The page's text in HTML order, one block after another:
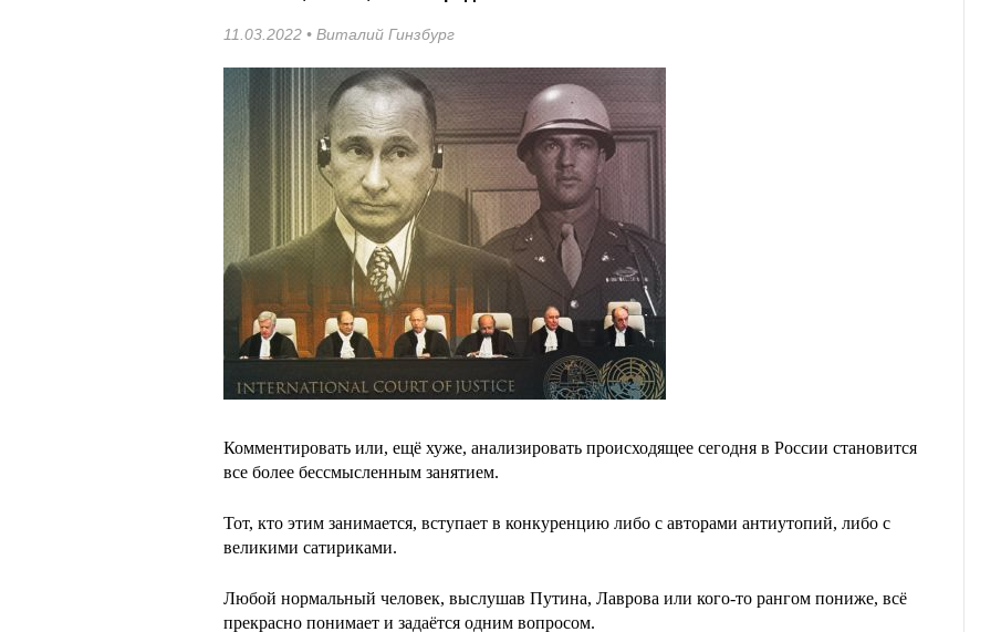
11.03.2022 • Виталий Гинзбург
Комментировать или, ещё хуже, анализировать происходящее сегодня в России становится
все более бессмысленным занятием.
Тот, кто этим занимается, вступает в конкуренцию либо с авторами антиутопий, либо с
великими сатириками.
Любой нормальный человек, выслушав Путина, Лаврова или кого-то рангом пониже, всё
прекрасно понимает и задаётся одним вопросом.